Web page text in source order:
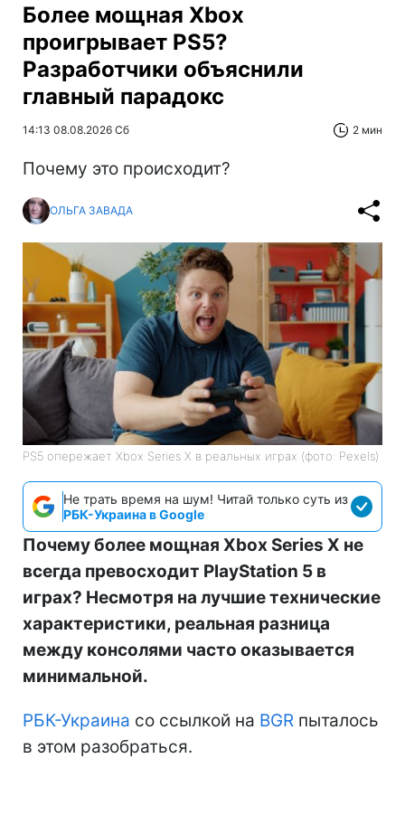
Более мощная Xbox
проигрывает PS5?
Разработчики объяснили
главный парадокс
14:13 08.08.2026 Сб 2 мин
Почему это происходит?
ОЛЬГА ЗАВАДА
PS5 опережает Xbox Series X в реальных играх (фото: Pexels)
Не трать время на шум! Читай только суть из
РБК-Украина в Google
Почему более мощная Xbox Series X не
всегда превосходит PlayStation 5 в
играх? Несмотря на лучшие технические
характеристики, реальная разница
между консолями часто оказывается
минимальной.
РБК-Украина со ссылкой на BGR пыталось
в этом разобраться.